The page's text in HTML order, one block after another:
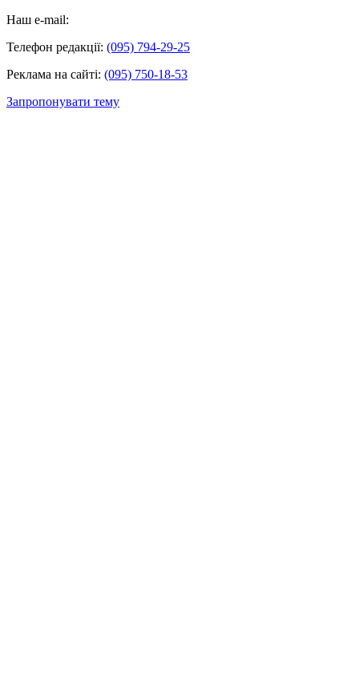
Наш e-mail:
Телефон редакції: (095) 794-29-25
Реклама на сайті: (095) 750-18-53
Запропонувати тему